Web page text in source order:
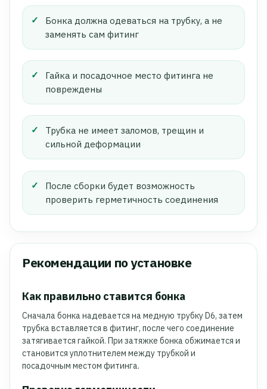
Бонка должна одеваться на трубку, а не
заменять сам фитинг
Гайка и посадочное место фитинга не
повреждены
Трубка не имеет заломов, трещин и
сильной деформации
После сборки будет возможность
проверить герметичность соединения
Рекомендации по установке
Как правильно ставится бонка
Сначала бонка надевается на медную трубку D6, затем
трубка вставляется в фитинг, после чего соединение
затягивается гайкой. При затяжке бонка обжимается и
становится уплотнителем между трубкой и
посадочным местом фитинга.